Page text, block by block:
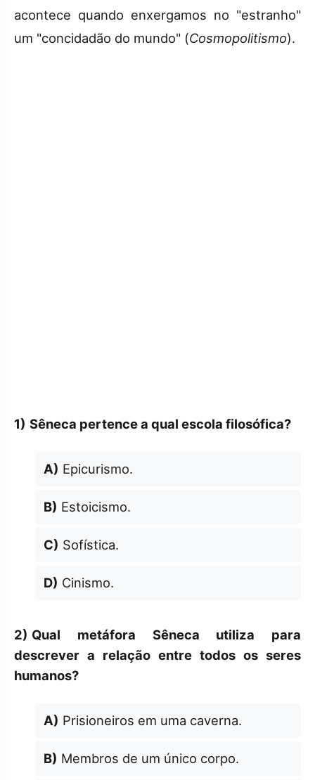
acontece quando enxergamos no "estranho"
um "concidadão do mundo" (Cosmopolitismo).
1) Sêneca pertence a qual escola filosófica?
A) Epicurismo.
B) Estoicismo.
C) Sofística.
D) Cinismo.
2) Qual metáfora Sêneca utiliza para
descrever a relação entre todos os seres
humanos?
A) Prisioneiros em uma caverna.
B) Membros de um único corpo.